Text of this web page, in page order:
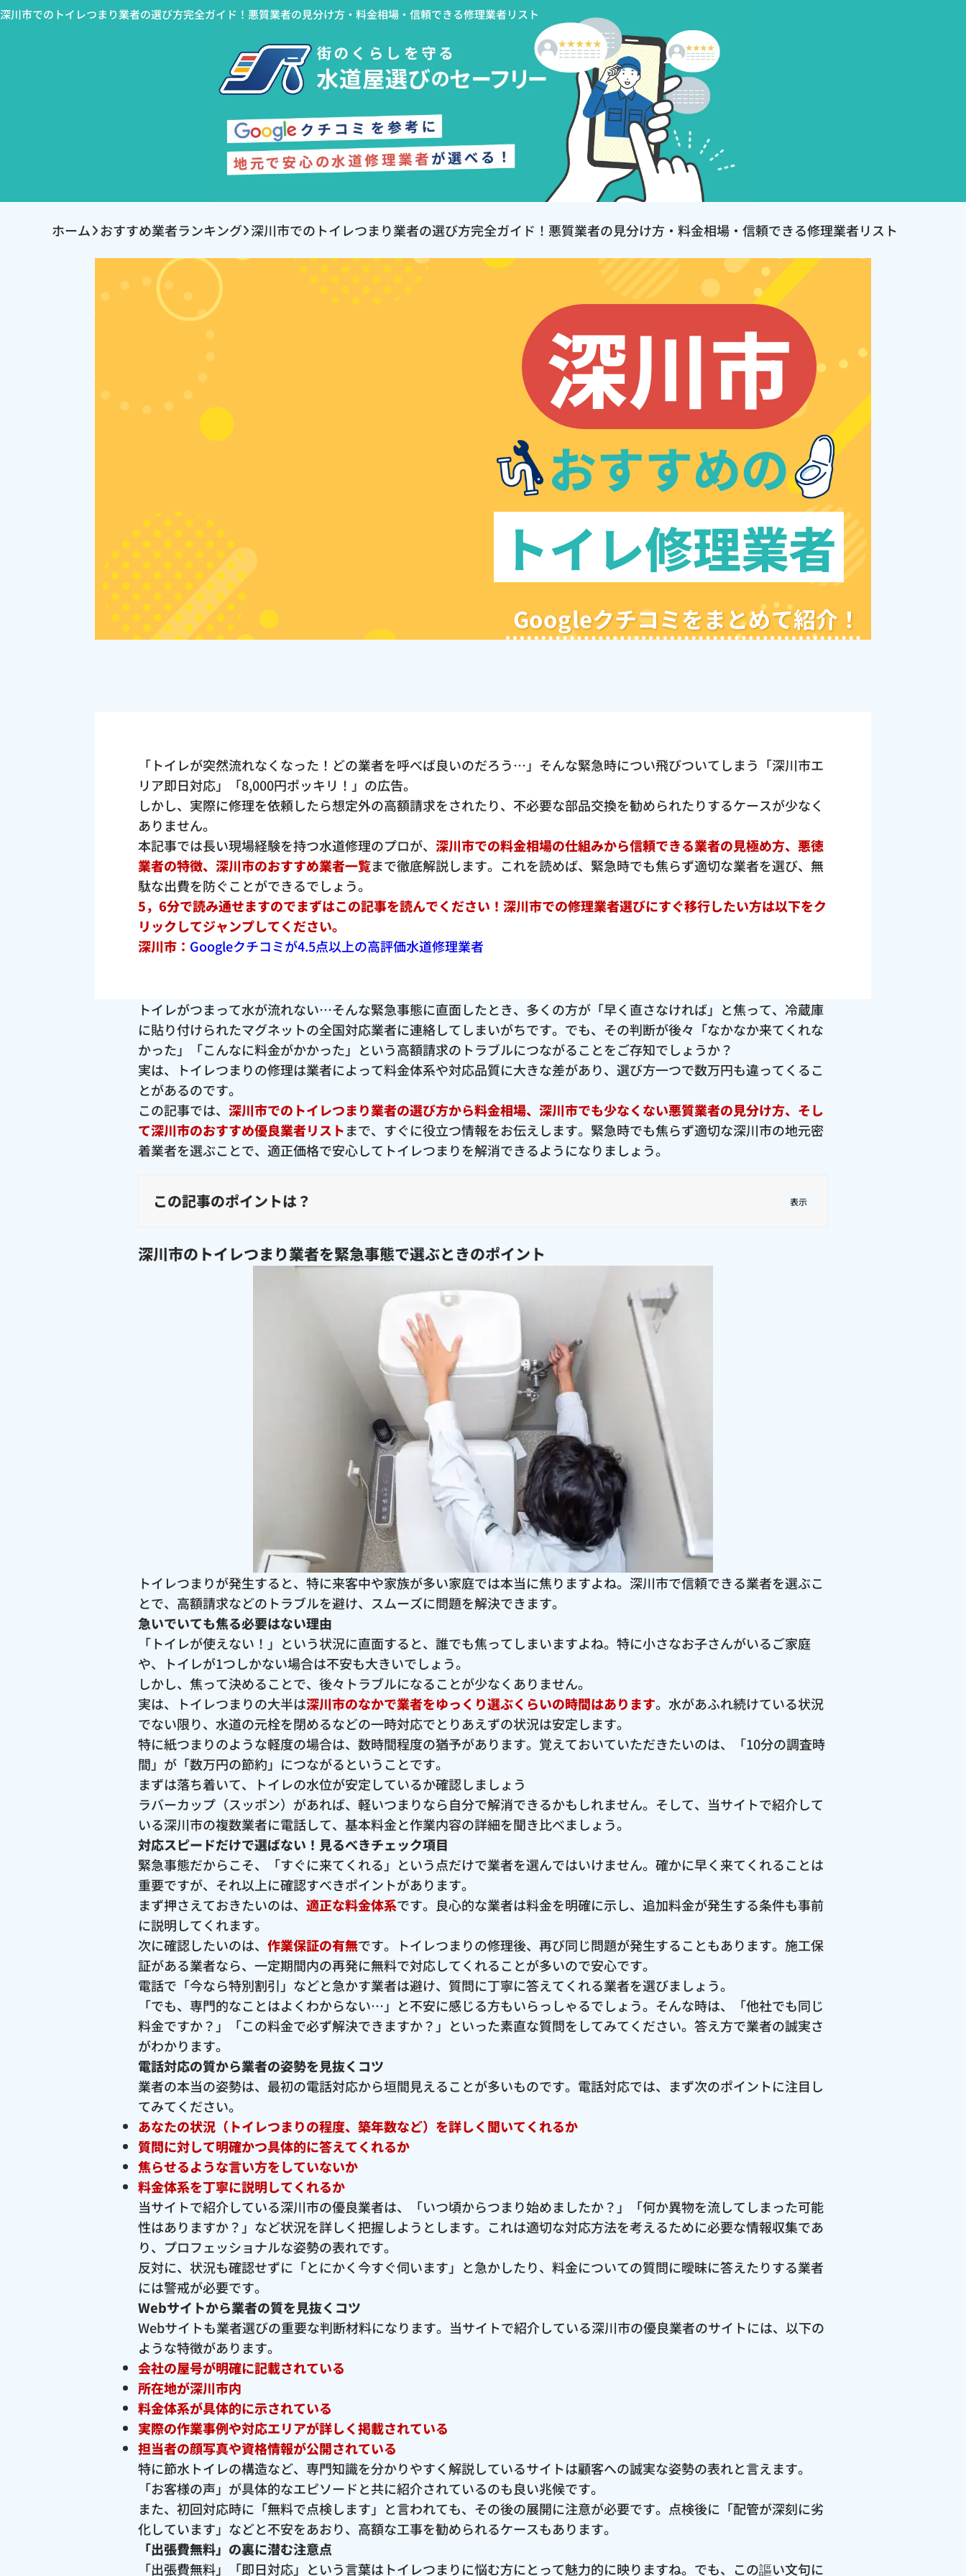
深川市でのトイレつまり業者の選び方完全ガイド！悪質業者の見分け方・料金相場・信頼できる修理業者リスト
ホーム おすすめ業者ランキング 深川市でのトイレつまり業者の選び方完全ガイド！悪質業者の見分け方・料金相場・信頼できる修理業者リスト
深川市
おすすめの
トイレ修理業者
Googleクチコミをまとめて紹介！
「トイレが突然流れなくなった！どの業者を呼べば良いのだろう…」そんな緊急時につい飛びついてしまう「深川市エ
リア即日対応」「8,000円ポッキリ！」の広告。
しかし、実際に修理を依頼したら想定外の高額請求をされたり、不必要な部品交換を勧められたりするケースが少なく
ありません。
本記事では長い現場経験を持つ水道修理のプロが、 深川市での料金相場の仕組みから信頼できる業者の見極め方、悪徳
業者の特徴、深川市のおすすめ業者一覧まで徹底解説します。これを読めば、緊急時でも焦らず適切な業者を選び、無
駄な出費を防ぐことができるでしょう。
5，6分で読み通せますのでまずはこの記事を読んでください！深川市での修理業者選びにすぐ移行したい方は以下をク
リックしてジャンプしてください。
深川市： Googleクチコミが4.5点以上の高評価水道修理業者
トイレがつまって水が流れない…そんな緊急事態に直面したとき、多くの方が「早く直さなければ」と焦って、冷蔵庫
に貼り付けられたマグネットの全国対応業者に連絡してしまいがちです。でも、その判断が後々「なかなか来てくれな
かった」「こんなに料金がかかった」という高額請求のトラブルにつながることをご存知でしょうか？
実は、トイレつまりの修理は業者によって料金体系や対応品質に大きな差があり、選び方一つで数万円も違ってくるこ
とがあるのです。
この記事では、 深川市でのトイレつまり業者の選び方から料金相場、深川市でも少なくない悪質業者の見分け方、そし
て深川市のおすすめ優良業者リストまで、すぐに役立つ情報をお伝えします。緊急時でも焦らず適切な深川市の地元密
着業者を選ぶことで、適正価格で安心してトイレつまりを解消できるようになりましょう。
この記事のポイントは？ 表示
深川市のトイレつまり業者を緊急事態で選ぶときのポイント
トイレつまりが発生すると、特に来客中や家族が多い家庭では本当に焦りますよね。深川市で信頼できる業者を選ぶこ
とで、高額請求などのトラブルを避け、スムーズに問題を解決できます。
急いでいても焦る必要はない理由
「トイレが使えない！」という状況に直面すると、誰でも焦ってしまいますよね。特に小さなお子さんがいるご家庭
や、トイレが1つしかない場合は不安も大きいでしょう。
しかし、焦って決めることで、後々トラブルになることが少なくありません。
実は、トイレつまりの大半は深川市のなかで業者をゆっくり選ぶくらいの時間はあります。水があふれ続けている状況
でない限り、水道の元栓を閉めるなどの一時対応でとりあえずの状況は安定します。
特に紙つまりのような軽度の場合は、数時間程度の猶予があります。覚えておいていただきたいのは、「10分の調査時
間」が「数万円の節約」につながるということです。
まずは落ち着いて、トイレの水位が安定しているか確認しましょう
ラバーカップ（スッポン）があれば、軽いつまりなら自分で解消できるかもしれません。そして、当サイトで紹介して
いる深川市の複数業者に電話して、基本料金と作業内容の詳細を聞き比べましょう。
対応スピードだけで選ばない！見るべきチェック項目
緊急事態だからこそ、「すぐに来てくれる」という点だけで業者を選んではいけません。確かに早く来てくれることは
重要ですが、それ以上に確認すべきポイントがあります。
まず押さえておきたいのは、 適正な料金体系です。良心的な業者は料金を明確に示し、追加料金が発生する条件も事前
に説明してくれます。
次に確認したいのは、 作業保証の有無です。トイレつまりの修理後、再び同じ問題が発生することもあります。施工保
証がある業者なら、一定期間内の再発に無料で対応してくれることが多いので安心です。
電話で「今なら特別割引」などと急かす業者は避け、質問に丁寧に答えてくれる業者を選びましょう。
「でも、専門的なことはよくわからない…」と不安に感じる方もいらっしゃるでしょう。そんな時は、「他社でも同じ
料金ですか？」「この料金で必ず解決できますか？」といった素直な質問をしてみてください。答え方で業者の誠実さ
がわかります。
電話対応の質から業者の姿勢を見抜くコツ
業者の本当の姿勢は、最初の電話対応から垣間見えることが多いものです。電話対応では、まず次のポイントに注目し
てみてください。
あなたの状況（トイレつまりの程度、築年数など）を詳しく聞いてくれるか
質問に対して明確かつ具体的に答えてくれるか
焦らせるような言い方をしていないか
料金体系を丁寧に説明してくれるか
当サイトで紹介している深川市の優良業者は、「いつ頃からつまり始めましたか？」「何か異物を流してしまった可能
性はありますか？」など状況を詳しく把握しようとします。これは適切な対応方法を考えるために必要な情報収集であ
り、プロフェッショナルな姿勢の表れです。
反対に、状況も確認せずに「とにかく今すぐ伺います」と急かしたり、料金についての質問に曖昧に答えたりする業者
には警戒が必要です。
Webサイトから業者の質を見抜くコツ
Webサイトも業者選びの重要な判断材料になります。当サイトで紹介している深川市の優良業者のサイトには、以下の
ような特徴があります。
会社の屋号が明確に記載されている
所在地が深川市内
料金体系が具体的に示されている
実際の作業事例や対応エリアが詳しく掲載されている
担当者の顔写真や資格情報が公開されている
特に節水トイレの構造など、専門知識を分かりやすく解説しているサイトは顧客への誠実な姿勢の表れと言えます。
「お客様の声」が具体的なエピソードと共に紹介されているのも良い兆候です。
また、初回対応時に「無料で点検します」と言われても、その後の展開に注意が必要です。点検後に「配管が深刻に劣
化しています」などと不安をあおり、高額な工事を勧められるケースもあります。
「出張費無料」の裏に潜む注意点
「出張費無料」「即日対応」という言葉はトイレつまりに悩む方にとって魅力的に映りますね。でも、この謳い文句に